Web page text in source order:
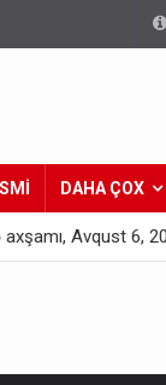
DAHA ÇOX
Avqust 6,